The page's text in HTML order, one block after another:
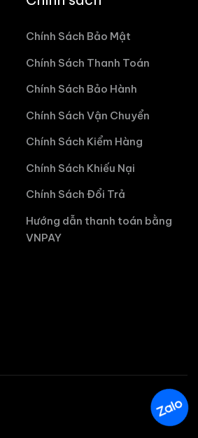
Chính Sách Bảo Mật
Chính Sách Thanh Toán
Chính Sách Bảo Hành
Chính Sách Vận Chuyển
Chính Sách Kiểm Hàng
Chính Sách Khiếu Nại
Chính Sách Đổi Trả
Hướng dẫn thanh toán bằng
VNPAY